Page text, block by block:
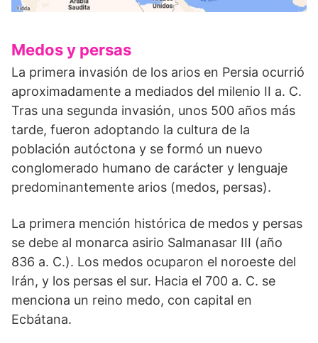
Medos y persas
La primera invasión de los arios en Persia ocurrió
aproximadamente a mediados del milenio II a. C.
Tras una segunda invasión, unos 500 años más
tarde, fueron adoptando la cultura de la
población autóctona y se formó un nuevo
conglomerado humano de carácter y lenguaje
predominantemente arios (medos, persas).
La primera mención histórica de medos y persas
se debe al monarca asirio Salmanasar III (año
836 a. C.). Los medos ocuparon el noroeste del
Irán, y los persas el sur. Hacia el 700 a. C. se
menciona un reino medo, con capital en
Ecbátana.